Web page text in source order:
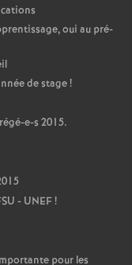
oui au pré-
de stage!
e-s 2015.
- UNEF!
pour les